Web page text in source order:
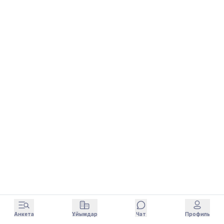
Анкета Ұйымдар Чат Профиль